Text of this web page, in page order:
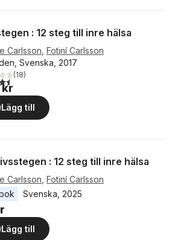
: 12 steg till inre hälsa
Carlsson Fotiní Carlsson
Svenska, 2017
5 stjärnor. Totalt antal röster:
(18)
Lägg till
: 12 steg till inre hälsa
Carlsson Fotiní Carlsson
Svenska 2025
Lägg till